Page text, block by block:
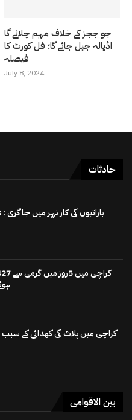
جو ججز کے خلاف مہم چلائے گا
اڈیالہ جیل جائے گا؛ فل کورٹ کا
فیصلہ
July 8, 2024
حادثات
باراتیوں کی کار نہر میں جاگری : 3 افراد جاں بحق
کراچی میں پلاٹ کی کھدائی کے
بین الاقوامی